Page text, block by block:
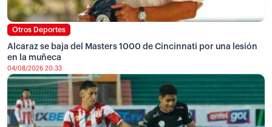
Otros Deportes
Alcaraz se baja del Masters 1000 de Cincinnati por una lesión
en la muñeca
04/08/2026 20:33